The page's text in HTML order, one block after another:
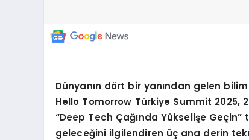
Dünyanın dört bir yanından gelen
Hello Tomorrow Türkiye Summit 2025,
“Deep Tech Çağında Yükselişe Geçin”
geleceğini ilgilendiren üç ana derin